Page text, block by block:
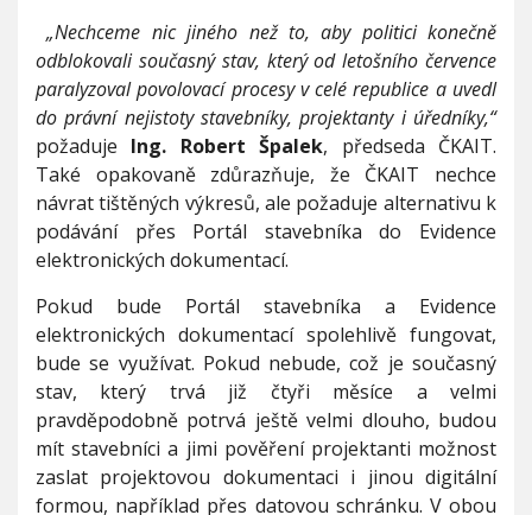
„Nechceme nic jiného než to, aby politici konečně
odblokovali současný stav, který od letošního července
paralyzoval povolovací procesy v celé republice a uvedl
do právní nejistoty stavebníky, projektanty i úředníky,“
požaduje Ing. Robert Špalek, předseda ČKAIT.
Také opakovaně zdůrazňuje, že ČKAIT nechce
návrat tištěných výkresů, ale požaduje alternativu k
podávání přes Portál stavebníka do Evidence
elektronických dokumentací.
Pokud bude Portál stavebníka a Evidence
elektronických dokumentací spolehlivě fungovat,
bude se využívat. Pokud nebude, což je současný
stav, který trvá již čtyři měsíce a velmi
pravděpodobně potrvá ještě velmi dlouho, budou
mít stavebníci a jimi pověření projektanti možnost
zaslat projektovou dokumentaci i jinou digitální
formou, například přes datovou schránku. V obou